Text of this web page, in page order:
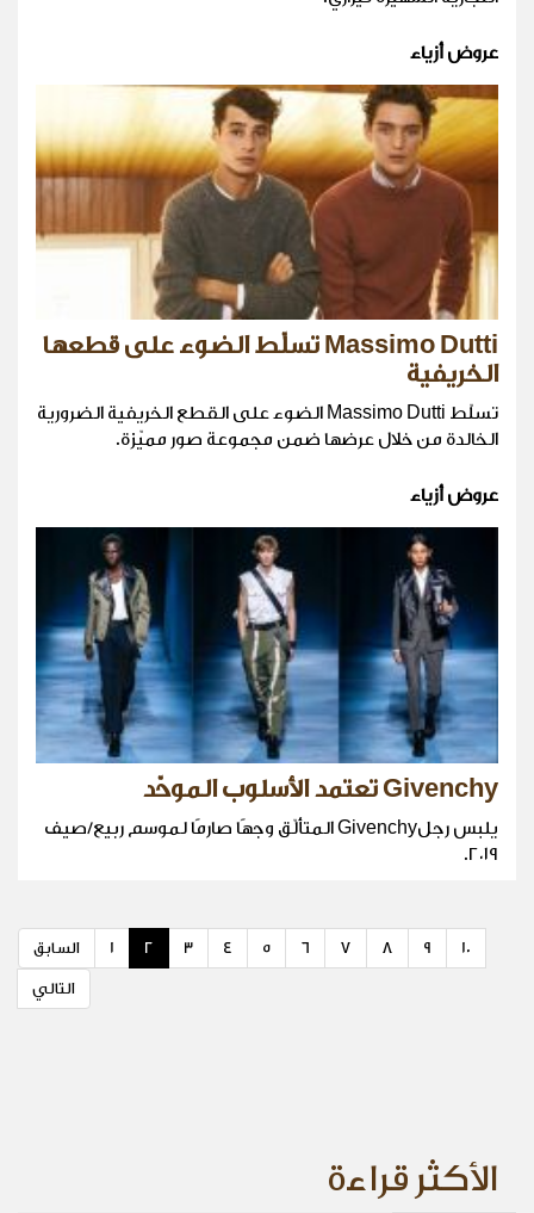
عروض أزياء
Massimo Dutti تسلّط الضوء على قطعها
الخريفية
تسلّط Massimo Dutti الضوء على القطع الخريفية الضرورية
الخالدة من خلال عرضها ضمن مجموعة صور مميّزة.
عروض أزياء
Givenchy تعتمد الأسلوب الموحّد
يلبس رجلGivenchy المتألّق وجهًا صارمًا لموسم ربيع/صيف
٢٠١٩.
السابق 1 2 3 4 5 6 7 8 9 10
التالي
الأكثر قراءة